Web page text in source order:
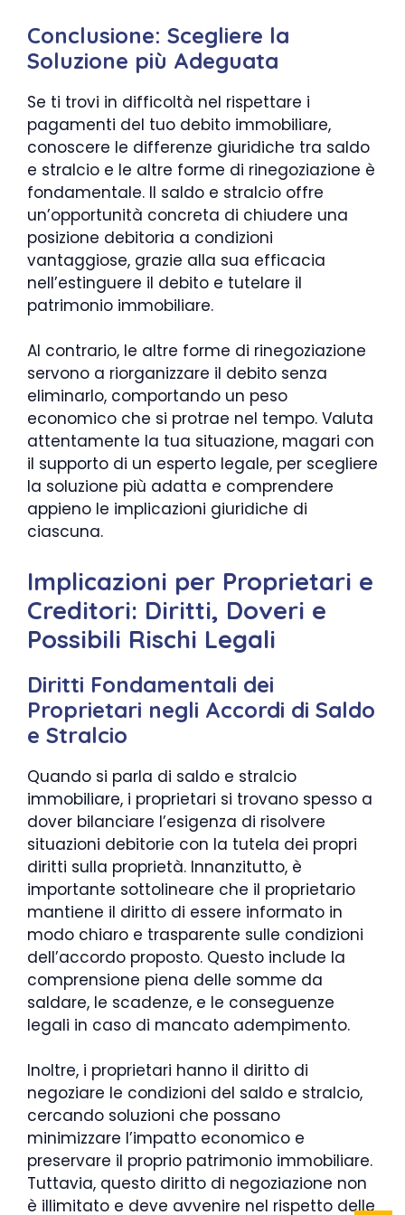
Conclusione: Scegliere la
Soluzione più Adeguata
Se ti trovi in difficoltà nel rispettare i
pagamenti del tuo debito immobiliare,
conoscere le differenze giuridiche tra saldo
e stralcio e le altre forme di rinegoziazione è
fondamentale. Il saldo e stralcio offre
un’opportunità concreta di chiudere una
posizione debitoria a condizioni
vantaggiose, grazie alla sua efficacia
nell’estinguere il debito e tutelare il
patrimonio immobiliare.
Al contrario, le altre forme di rinegoziazione
servono a riorganizzare il debito senza
eliminarlo, comportando un peso
economico che si protrae nel tempo. Valuta
attentamente la tua situazione, magari con
il supporto di un esperto legale, per scegliere
la soluzione più adatta e comprendere
appieno le implicazioni giuridiche di
ciascuna.
Implicazioni per Proprietari e
Creditori: Diritti, Doveri e
Possibili Rischi Legali
Diritti Fondamentali dei
Proprietari negli Accordi di Saldo
e Stralcio
Quando si parla di saldo e stralcio
immobiliare, i proprietari si trovano spesso a
dover bilanciare l’esigenza di risolvere
situazioni debitorie con la tutela dei propri
diritti sulla proprietà. Innanzitutto, è
importante sottolineare che il proprietario
mantiene il diritto di essere informato in
modo chiaro e trasparente sulle condizioni
dell’accordo proposto. Questo include la
comprensione piena delle somme da
saldare, le scadenze, e le conseguenze
legali in caso di mancato adempimento.
Inoltre, i proprietari hanno il diritto di
negoziare le condizioni del saldo e stralcio,
cercando soluzioni che possano
minimizzare l’impatto economico e
preservare il proprio patrimonio immobiliare.
Tuttavia, questo diritto di negoziazione non
è illimitato e deve avvenire nel rispetto delle